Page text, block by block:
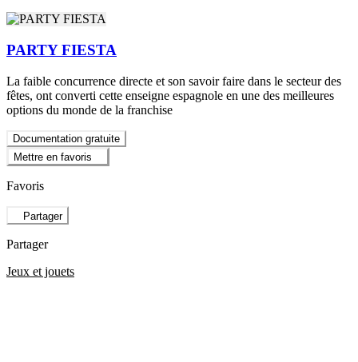
PARTY FIESTA
La faible concurrence directe et son savoir faire dans le secteur des
fêtes, ont converti cette enseigne espagnole en une des meilleures
options du monde de la franchise
Documentation gratuite
Mettre en favoris
Favoris
Partager
Partager
Jeux et jouets